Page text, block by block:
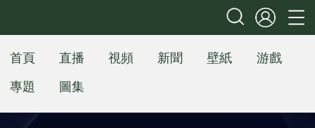
首頁 直播 視頻 新聞 壁紙
游戲
專題
圖集